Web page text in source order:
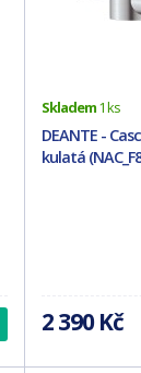
Skladem1 ks
DEANTE -
kulatá
2 390 Kč